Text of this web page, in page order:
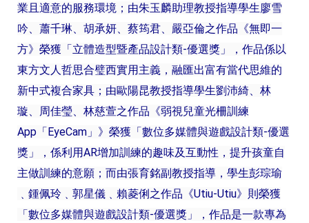
業且適意的服務環境；由朱玉麟助理教授指導學生廖雪
吟、蕭千琳、胡承妍、蔡筠君、嚴亞倫之作品《無即一
方》榮獲「立體造型暨產品設計類-優選獎」，作品係以
東方文人哲思合璧西實用主義，融匯出富有當代思維的
新中式複合家具；由歐陽昆教授指導學生劉沛綺、林
璇、周佳瑩、林慈萱之作品《弱視兒童光柵訓練
App「EyeCam」》榮獲「數位多媒體與遊戲設計類-優選
獎」，係利用AR增加訓練的趣味及互動性，提升孩童自
主做訓練的意願；而由張育銘副教授指導，學生彭琮瑜
﹑鍾佩玲﹑郭星儀﹑賴菱俐之作品《Utiu-Utiu》則榮獲
「數位多媒體與遊戲設計類-優選獎」，作品是一款專為